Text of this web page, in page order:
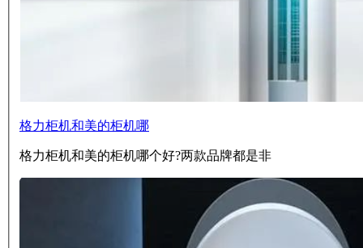
格力柜机和美的柜机哪
格力柜机和美的柜机哪个好?两款品牌都是非